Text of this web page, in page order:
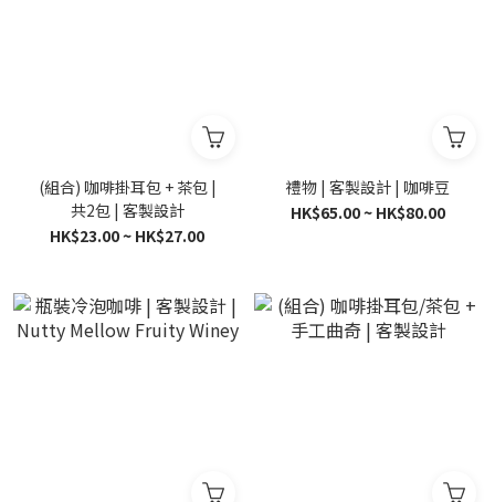
(組合) 咖啡掛耳包 + 茶包 |
共2包 | 客製設計
HK$23.00 ~ HK$27.00
禮物 | 客製設計 | 咖啡豆
HK$65.00 ~ HK$80.00